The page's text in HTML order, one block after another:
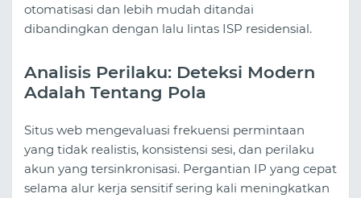
otomatisasi dan lebih mudah ditandai
dibandingkan dengan lalu lintas ISP residensial.
Analisis Perilaku: Deteksi Modern
Adalah Tentang Pola
Situs web mengevaluasi frekuensi permintaan
yang tidak realistis, konsistensi sesi, dan perilaku
akun yang tersinkronisasi. Pergantian IP yang cepat
selama alur kerja sensitif sering kali meningkatkan